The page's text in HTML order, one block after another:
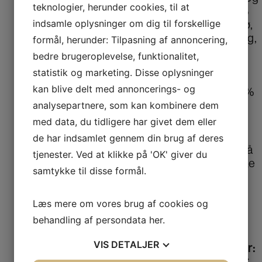
beta-glucan), 0,1%
hørfrø, psylliumfrø,
Mojave yucca, tang,
0,02% grønlæbet
musling fra New
Zealand, 0,02%
glucosamin, 0,02%
chondroitin sulfat.
Analyse:
Rå protein – 11%, rå
fedt – 7,5%, rå aske
calcium – 0,3%,
fosfor – 0,25%
Tilsætningsstoffer:
teknologier, herunder cookies, til at
indsamle oplysninger om dig til forskellige
formål, herunder: Tilpasning af annoncering,
bedre brugeroplevelse, funktionalitet,
statistik og marketing. Disse oplysninger
kan blive delt med annoncerings- og
analysepartnere, som kan kombinere dem
med data, du tidligere har givet dem eller
de har indsamlet gennem din brug af deres
tjenester. Ved at klikke på 'OK' giver du
samtykke til disse formål.
Læs mere om vores brug af cookies og
behandling af persondata her.
VIS DETALJER